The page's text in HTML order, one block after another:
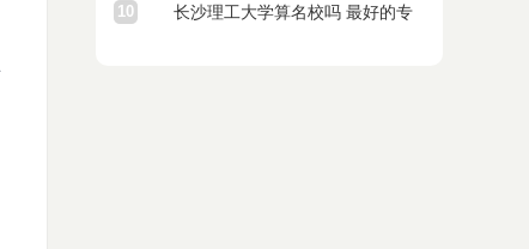
生的专业排名
10 长沙理工大学算名校吗 最好的专